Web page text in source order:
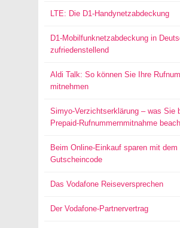
LTE: Die D1-Handynetzabdeckung
D1-Mobilfunknetzabdeckung in
zufriedenstellend
Aldi Talk: So können Sie Ihre
mitnehmen
Simyo-Verzichtserklärung – was Sie
Prepaid-Rufnummernmitnahme
Beim Online-Einkauf sparen mit dem
Gutscheincode
Das Vodafone Reiseversprechen
Der Vodafone-Partnervertrag